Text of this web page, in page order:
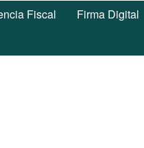
Fiscal Firma Digital